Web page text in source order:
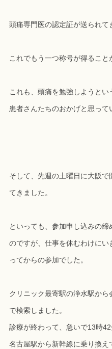
頭痛専門医の認定証が送られて
これでもう一つ称号が得ること
これも、頭痛を勉強しようとい
患者さんたちのおかげと思って
そして、先週の土曜日に大阪
てきました。
といっても、参加申し込みの
のですが、仕事を休むわけに
ってからの参加でした。
クリニック最寄駅の浄水駅か
で検索しました。
診療が終わって、急いで13時
名古屋駅から新幹線に乗り換